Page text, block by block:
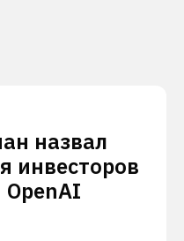
назвал
инвесторов